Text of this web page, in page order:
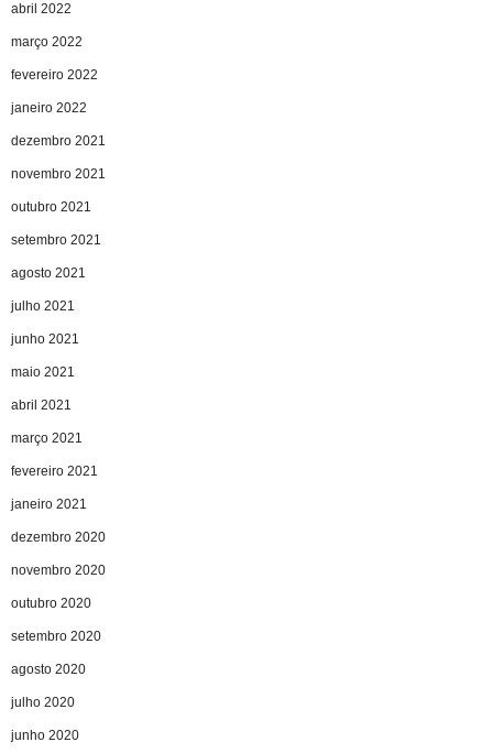
abril 2022
março 2022
fevereiro 2022
janeiro 2022
dezembro 2021
novembro 2021
outubro 2021
setembro 2021
agosto 2021
julho 2021
junho 2021
maio 2021
abril 2021
março 2021
fevereiro 2021
janeiro 2021
dezembro 2020
novembro 2020
outubro 2020
setembro 2020
agosto 2020
julho 2020
junho 2020